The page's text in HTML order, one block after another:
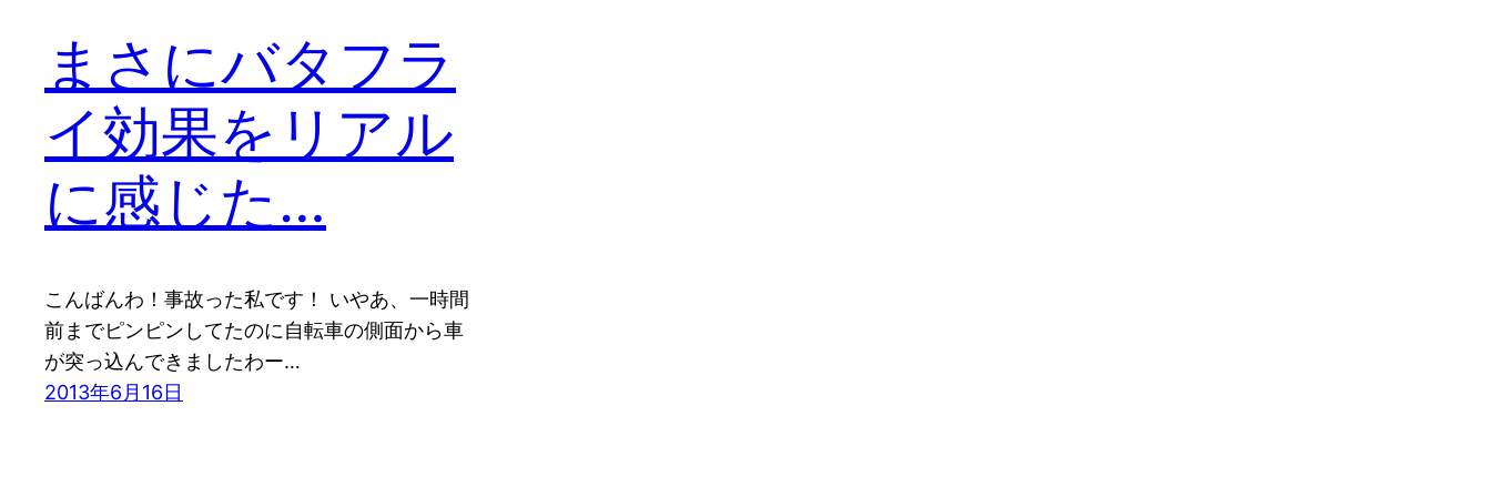
まさにバタフラ
イ効果をリアル
に感じた…
こんばんわ！事故った私です！ いやあ、一時間
前までピンピンしてたのに自転車の側面から車
が突っ込んできましたわー…
2013年6月16日